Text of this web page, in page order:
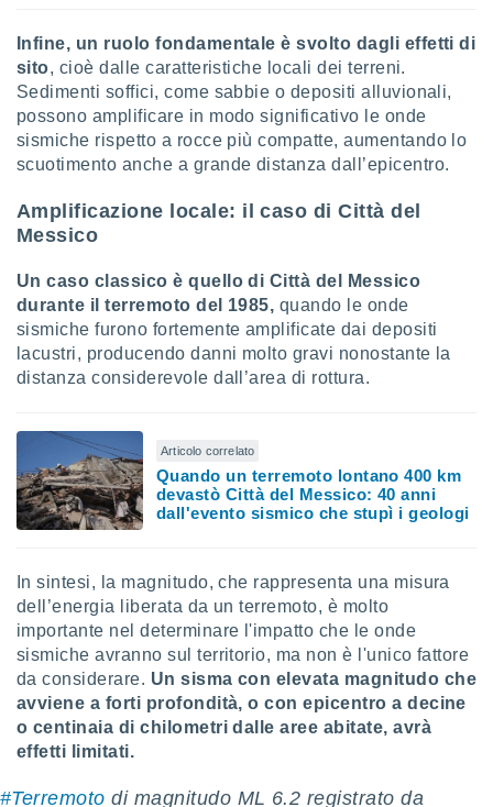
Infine, un ruolo fondamentale è svolto dagli effetti di
sito, cioè dalle caratteristiche locali dei terreni.
Sedimenti soffici, come sabbie o depositi alluvionali,
possono amplificare in modo significativo le onde
sismiche rispetto a rocce più compatte, aumentando lo
scuotimento anche a grande distanza dall’epicentro.
Amplificazione locale: il caso di Città del
Messico
Un caso classico è quello di Città del Messico
durante il terremoto del 1985, quando le onde
sismiche furono fortemente amplificate dai depositi
lacustri, producendo danni molto gravi nonostante la
distanza considerevole dall’area di rottura.
Articolo correlato
Quando un terremoto lontano 400 km
devastò Città del Messico: 40 anni
dall'evento sismico che stupì i geologi
In sintesi, la magnitudo, che rappresenta una misura
dell’energia liberata da un terremoto, è molto
importante nel determinare l'impatto che le onde
sismiche avranno sul territorio, ma non è l'unico fattore
da considerare. Un sisma con elevata magnitudo che
avviene a forti profondità, o con epicentro a decine
o centinaia di chilometri dalle aree abitate, avrà
effetti limitati.
#Terremoto di magnitudo ML 6.2 registrato da